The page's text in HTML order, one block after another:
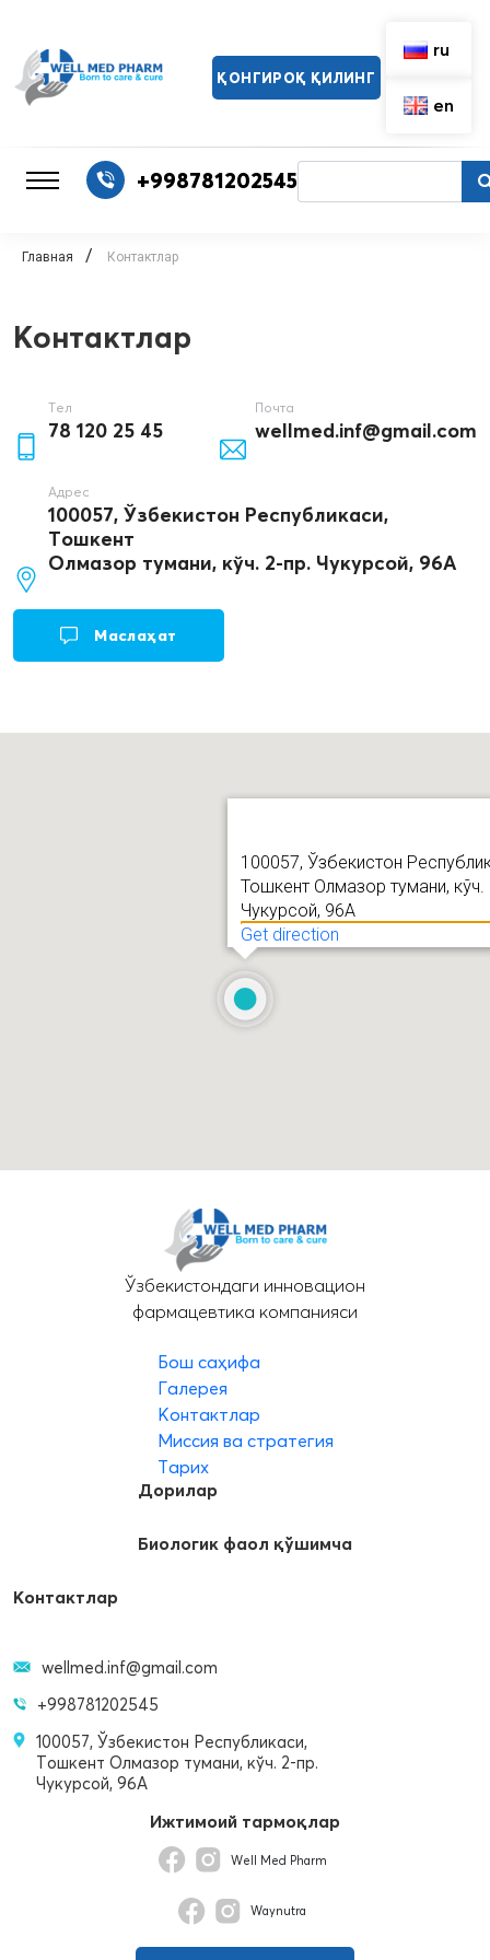
ҚОНГИРОҚ ҚИЛИНГ
ru
en
+998781202545
Главная / Контактлар
Контактлар
Тел
78 120 25 45
Почта
wellmed.inf@gmail.com
Адрес
100057, Ўзбекистон Республикаси,
Тошкент
Олмазор тумани, кўч. 2-пр. Чукурсой, 96A
Маслаҳат
100057, Ўзбекистон
Тошкент Олмазор тумани, кўч.
Чукурсой, 96A
Get direction
Ўзбекистондаги инновацион
фармацевтика компанияси
Бош саҳифа
Галерея
Контактлар
Миссия ва стратегия
Тарих
Дорилар
Биологик фаол қўшимча
Контактлар
wellmed.inf@gmail.com
+998781202545
100057, Ўзбекистон Республикаси,
Тошкент Олмазор тумани, кўч. 2-пр.
Чукурсой, 96A
Ижтимоий тармоқлар
Well Med Pharm
Waynutra